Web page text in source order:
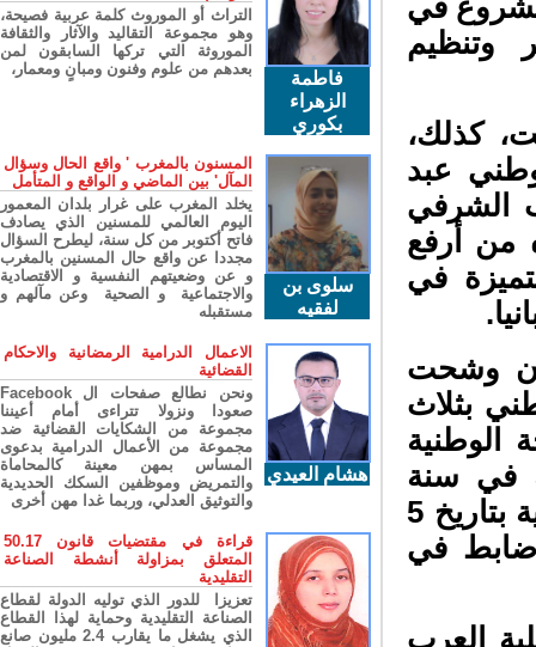
في
وتنظيم
كذلك،
عبد
الصليب الشرفي
من أرفع
في
وشحت
بثلاث
في سنة
2011، وميدالية الشرف الذهبية للشرطة الفرنسية بتاريخ 5
ضابط في
العرب
فاطمة
الزهراء
بكوري
التراث أو الموروث كلمة عربية فصيحة،
وهو مجموعة التقاليد والآثار والثقافة
الموروثة التي تركها السابقون لمن
بعدهم من علوم وفنون ومبانٍ ومعمار،
سلوى بن
لفقيه
المسنون بالمغرب ' واقع الحال وسؤال
المآل' بين الماضي و الواقع و المتأمل
يخلد المغرب على غرار بلدان المعمور
اليوم العالمي للمسنين الذي يصادف
فاتح أكتوبر من كل سنة، ليطرح السؤال
مجددا عن واقع حال المسنين بالمغرب
و عن وضعيتهم النفسية و الاقتصادية
والاجتماعية و الصحية وعن مآلهم و
مستقبله
هشام العيدي
الاعمال الدرامية الرمضانية والاحكام
القضائية
ونحن نطالع صفحات ال Facebook
صعودا ونزولا تتراءى أمام أعيننا
مجموعة من الشكايات القضائية ضد
مجموعة من الأعمال الدرامية بدعوى
المساس بمهن معينة كالمحاماة
والتمريض وموظفين السكك الحديدية
والتوثيق العدلي، وربما غدا مهن أخرى
قراءة في مقتضيات قانون 50.17
المتعلق بمزاولة أنشطة الصناعة
التقليدية
تعزيزا للدور الذي توليه الدولة لقطاع
الصناعة التقليدية وحماية لهذا القطاع
الذي يشغل ما يقارب 2.4 مليون صانع